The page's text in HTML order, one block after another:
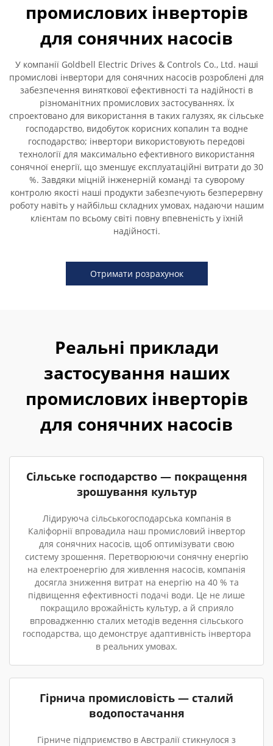
промислових інверторів
для сонячних насосів
У компанії Goldbell Electric Drives & Controls Co., Ltd. наші
промислові інвертори для сонячних насосів розроблені для
забезпечення виняткової ефективності та надійності в
різноманітних промислових застосуваннях. Їх
спроектовано для використання в таких галузях, як сільське
господарство, видобуток корисних копалин та водне
господарство; інвертори використовують передові
технології для максимально ефективного використання
сонячної енергії, що зменшує експлуатаційні витрати до 30
%. Завдяки міцній інженерній команді та суворому
контролю якості наші продукти забезпечують безперервну
роботу навіть у найбільш складних умовах, надаючи нашим
клієнтам по всьому світі повну впевненість у їхній
надійності.
Отримати розрахунок
Реальні приклади
застосування наших
промислових інверторів
для сонячних насосів
Сільське господарство — покращення
зрошування культур
Лідируюча сільськогосподарська компанія в
Каліфорнії впровадила наш промисловий інвертор
для сонячних насосів, щоб оптимізувати свою
систему зрошення. Перетворюючи сонячну енергію
на електроенергію для живлення насосів, компанія
досягла зниження витрат на енергію на 40 % та
підвищення ефективності подачі води. Це не лише
покращило врожайність культур, а й сприяло
впровадженню сталих методів ведення сільського
господарства, що демонструє адаптивність інвертора
в реальних умовах.
Гірнича промисловість — сталий
водопостачання
Гірниче підприємство в Австралії стикнулося з